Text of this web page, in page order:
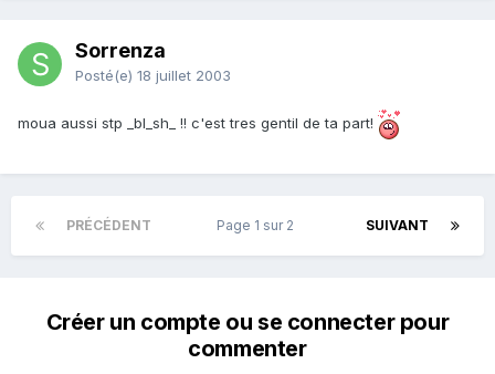
Sorrenza
Posté(e) 18 juillet 2003
moua aussi stp _bl_sh_ !! c'est tres gentil de ta part!
PRÉCÉDENT SUIVANT
Page 1 sur 2
Créer un compte ou se connecter pour
commenter